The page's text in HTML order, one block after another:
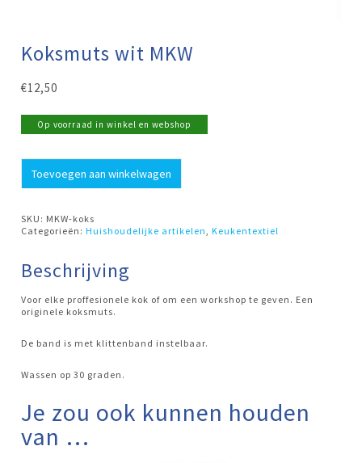
Koksmuts wit MKW
€12,50
Op voorraad in winkel en webshop
wit
MKW
Toevoegen aan winkelwagen
SKU: MKW-koks
Categorieën:Huishoudelijke artikelen ,Keukentextiel
Beschrijving
Voor elke proffesionele kok of om een workshop te geven. Een
originele koksmuts.
De band is met klittenband instelbaar.
Wassen op 30 graden.
Je zou ook kunnen houden
van …